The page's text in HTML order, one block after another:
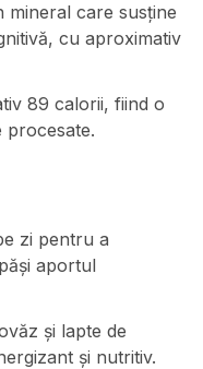
mineral care susține
cu aproximativ
89 calorii, fiind o
procesate.
zi pentru a
aportul
și lapte de
și nutritiv.